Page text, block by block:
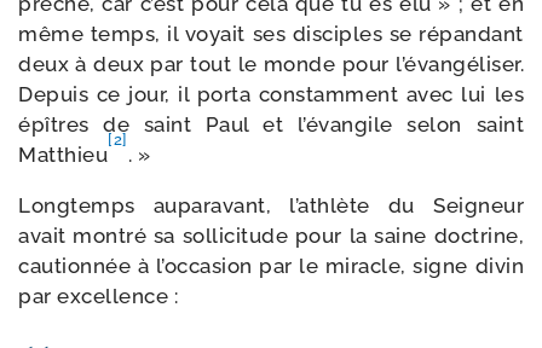
même temps, il voyait ses dis­ciples se répan­dant
deux à deux par tout le monde pour l’évangéliser.
Depuis ce jour, il por­ta constam­ment avec lui les
épîtres de saint Paul et l’évangile selon saint
Matthieu
[2]
. »
Longtemps aupa­ra­vant, l’athlète du Seigneur
avait mon­tré sa sol­li­ci­tude pour la saine doc­trine,
cau­tion­née à l’occasion par le miracle, signe divin
par excellence :